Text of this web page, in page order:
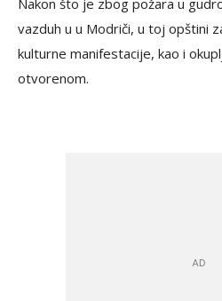
Nakon što je zbog požara u
vazduh u u Modriči, u toj opštini
kulturne manifestacije, kao i
otvorenom.